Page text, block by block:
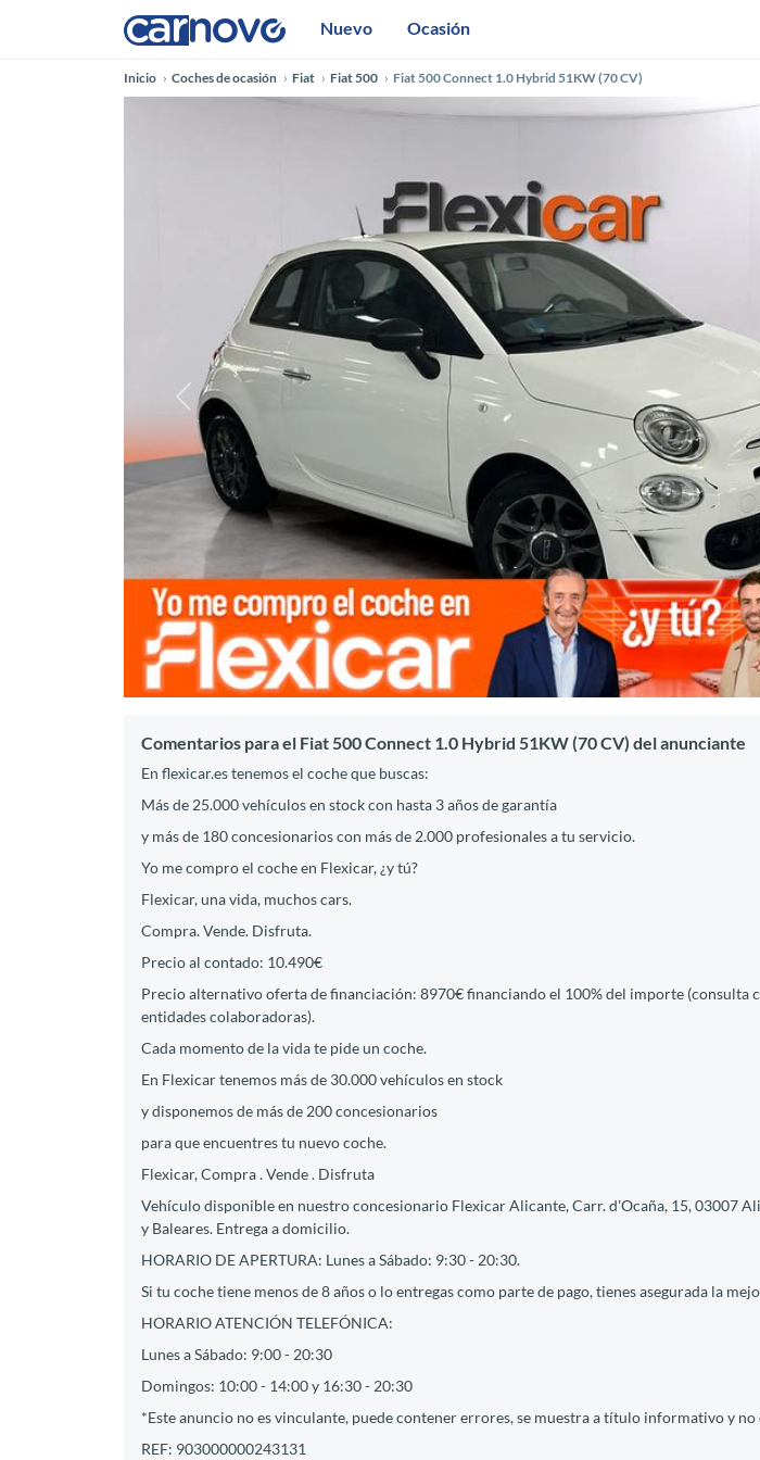
Nuevo Ocasión
Inicio Coches de ocasión Fiat Fiat 500 Fiat 500 Connect 1.0 Hybrid 51KW (70 CV)
Anterior
Comentarios para el Fiat 500 Connect 1.0 Hybrid 51KW (70 CV) del anunciante
En flexicar.es tenemos el coche que buscas:
Más de 25.000 vehículos en stock con hasta 3 años de garantía
y más de 180 concesionarios con más de 2.000 profesionales a tu servicio.
Yo me compro el coche en Flexicar, ¿y tú?
Flexicar, una vida, muchos cars.
Compra. Vende. Disfruta.
Precio al contado: 10.490€
Precio alternativo oferta de financiación: 8970€ financiando el 100% del importe (consulta
entidades colaboradoras).
Cada momento de la vida te pide un coche.
En Flexicar tenemos más de 30.000 vehículos en stock
y disponemos de más de 200 concesionarios
para que encuentres tu nuevo coche.
Flexicar, Compra . Vende . Disfruta
Vehículo disponible en nuestro concesionario Flexicar Alicante, Carr. d'Ocaña, 15, 03007
y Baleares. Entrega a domicilio.
HORARIO DE APERTURA: Lunes a Sábado: 9:30 - 20:30.
Si tu coche tiene menos de 8 años o lo entregas como parte de pago, tienes asegurada la
HORARIO ATENCIÓN TELEFÓNICA:
Lunes a Sábado: 9:00 - 20:30
Domingos: 10:00 - 14:00 y 16:30 - 20:30
*Este anuncio no es vinculante, puede contener errores, se muestra a título informativo y
REF: 903000000243131